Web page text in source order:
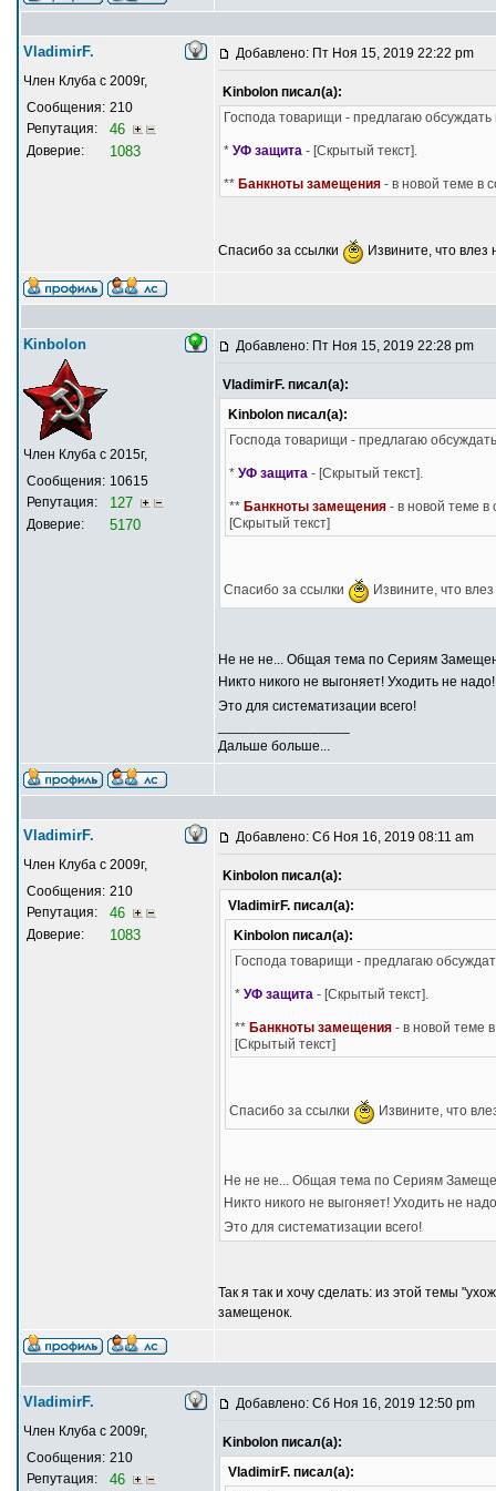
VladimirF.
Член Клуба с 2009г,
Сообщения: 210
Репутация:
46
Доверие: 1083
Добавлено: Пт Ноя 15, 2019 22:22 pm
Kinbolon писал(а):
Господа товарищи - предлагаю
* УФ защита - [Скрытый текст].
** Банкноты замещения - в новой теме в
Спасибо за ссылки Извините, что влез
Kinbolon
Член Клуба с 2015г,
Сообщения: 10615
Репутация:
127
Доверие: 5170
Добавлено: Пт Ноя 15, 2019 22:28 pm
VladimirF. писал(а):
Kinbolon писал(а):
Господа товарищи - предлагаю
* УФ защита - [Скрытый текст].
** Банкноты замещения - в новой теме в
[Скрытый текст]
Спасибо за ссылки Извините, что
Не не не... Общая тема по Сериям
Никто никого не выгоняет! Уходить не
Это для систематизации всего!
Дальше больше...
VladimirF.
Член Клуба с 2009г,
Сообщения: 210
Репутация:
46
Доверие: 1083
Добавлено: Сб Ноя 16, 2019 08:11 am
Kinbolon писал(а):
VladimirF. писал(а):
Kinbolon писал(а):
Господа товарищи - предлагаю
* УФ защита - [Скрытый текст].
** Банкноты замещения - в новой теме
[Скрытый текст]
Спасибо за ссылки Извините, что
Не не не... Общая тема по Сериям
Никто никого не выгоняет! Уходить не
Это для систематизации всего!
Так я так и хочу сделать: из этой темы
замещенок.
VladimirF.
Член Клуба с 2009г,
Сообщения: 210
Репутация:
46
Добавлено: Сб Ноя 16, 2019 12:50 pm
Kinbolon писал(а):
VladimirF. писал(а):